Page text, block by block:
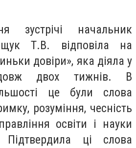
зустрічі начальник
Т.В. відповіла на
довіри», яка діяла у
двох тижнів. В
це були слова
розуміння, чесність
освіти і науки
Підтвердила ці слова